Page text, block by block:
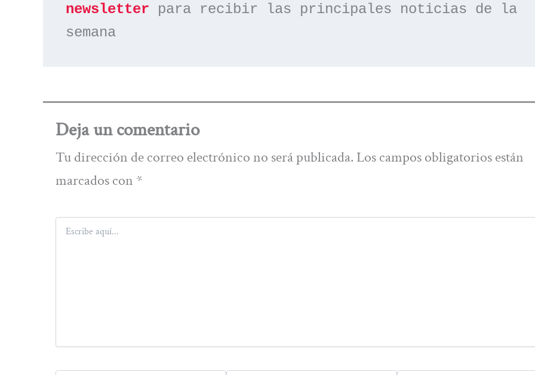
newsletter para recibir las principales noticias de la
semana
Deja un comentario
Tu dirección de correo electrónico no será publicada. Los campos obligatorios están
marcados con *
aquí...